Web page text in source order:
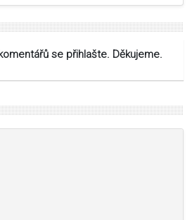
se přihlašte. Děkujeme.